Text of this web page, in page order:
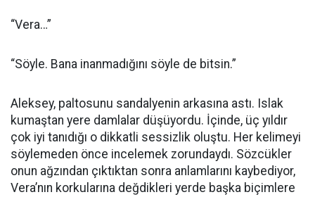
“Vera…”
“Söyle. Bana inanmadığını söyle de bitsin.”
Aleksey, paltosunu sandalyenin arkasına astı. Islak
kumaştan yere damlalar düşüyordu. İçinde, üç yıldır
çok iyi tanıdığı o dikkatli sessizlik oluştu. Her kelimeyi
söylemeden önce incelemek zorundaydı. Sözcükler
onun ağzından çıktıktan sonra anlamlarını kaybediyor,
Vera’nın korkularına değdikleri yerde başka biçimlere